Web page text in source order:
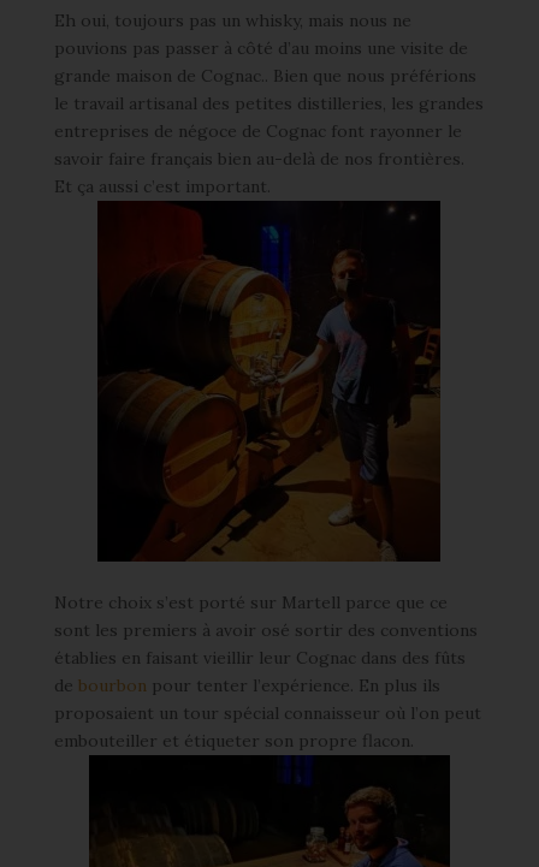
Eh oui, toujours pas un whisky, mais nous ne
pouvions pas passer à côté d’au moins une visite de
grande maison de Cognac.. Bien que nous préférions
le travail artisanal des petites distilleries, les grandes
entreprises de négoce de Cognac font rayonner le
savoir faire français bien au-delà de nos frontières.
Et ça aussi c’est important.
Notre choix s’est porté sur Martell parce que ce
sont les premiers à avoir osé sortir des conventions
établies en faisant vieillir leur Cognac dans des fûts
de bourbon pour tenter l’expérience. En plus ils
proposaient un tour spécial connaisseur où l’on peut
embouteiller et étiqueter son propre flacon.